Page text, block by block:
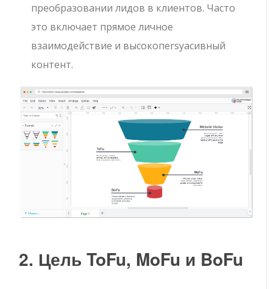
преобразовании лидов в клиентов. Часто
это включает прямое личное
взаимодействие и высокопersуасивный
контент.
2. Цель ToFu, MoFu и BoFu